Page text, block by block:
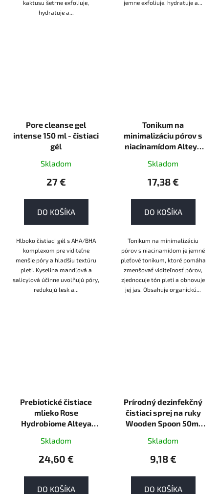
kaktusu šetrne exfoliuje,
hydratuje a...
jemne exfoliuje, hydratuje a...
Pore cleanse gel
intense 150 ml - čistiaci
gél
Skladom
27 €
DO KOŠÍKA
Hlboko čistiaci gél s AHA/BHA
komplexom pre viditeľne
menšie póry a hladšiu textúru
pleti. Kyselina mandľová a
salicylová účinne uvolňujú póry,
redukujú lesk a...
Tonikum na
minimalizáciu pórov s
niacinamídom Alteya
Skladom
17,38 €
DO KOŠÍKA
Tonikum na minimalizáciu
pórov s niacinamídom je jemné
pleťové tonikum, ktoré pomáha
zmenšovať viditeľnosť pórov,
zjednocuje tón pleti a obnovuje
jej jas. Obsahuje organickú...
Prebiotické čistiace
mlieko Rose
Hydrobiome Alteya
ORGANIC
Skladom
24,60 €
DO KOŠÍKA
Prírodný dezinfekčný
čistiaci sprej na ruky
Wooden Spoon 50ml
Skladom
9,18 €
DO KOŠÍKA